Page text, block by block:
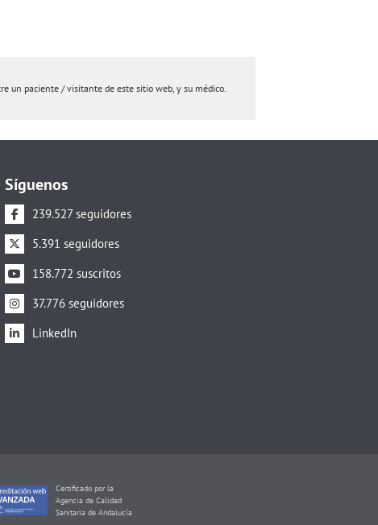
un paciente / visitante de este sitio web, y su médico.
Síguenos
239.527 seguidores
5.391 seguidores
158.772 suscritos
37.776 seguidores
LinkedIn
Certificado por la
Agencia de Calidad
Sanitaria de Andalucía